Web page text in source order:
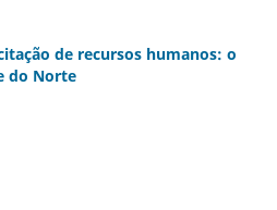
de recursos humanos: o
do Norte